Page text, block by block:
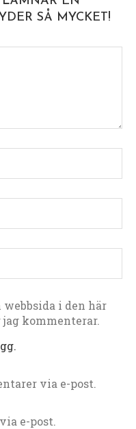
SÅ MYCKET!
i den här
kommenterar.
via e-post.
e-post.